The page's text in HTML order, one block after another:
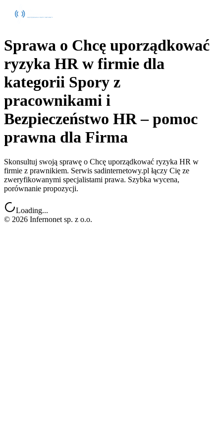
Sprawa o Chcę uporządkować
ryzyka HR w firmie dla
kategorii Spory z
pracownikami i
Bezpieczeństwo HR – pomoc
prawna dla Firma
Skonsultuj swoją sprawę o Chcę uporządkować ryzyka HR w
firmie z prawnikiem. Serwis sadinternetowy.pl łączy Cię ze
zweryfikowanymi specjalistami prawa. Szybka wycena,
porównanie propozycji.
Loading...
© 2026 Infernonet sp. z o.o.